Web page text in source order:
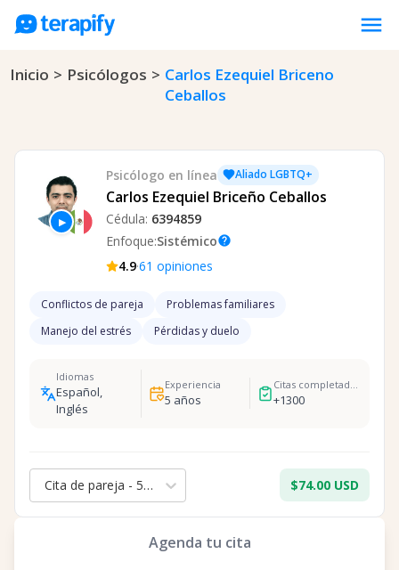
menu
Psicólogos en línea
Empresas
Preguntas frecuentes
Trabaja con nosotros
Inicio > Psicólogos > Carlos Ezequiel Briceno
Ceballos
▶
Psicólogo en línea Aliado LGBTQ+
Carlos Ezequiel Briceño Ceballos
Cédula: 6394859
Enfoque:Sistémicohelp
4.9·61 opiniones
Conflictos de pareja
Problemas familiares
Manejo del estrés
Pérdidas y duelo
Idiomas
Español,
Inglés
Experiencia
5 años
Citas completadas
+1300
Cita de pareja - 50 min. $74.00 USD
Agenda tu cita